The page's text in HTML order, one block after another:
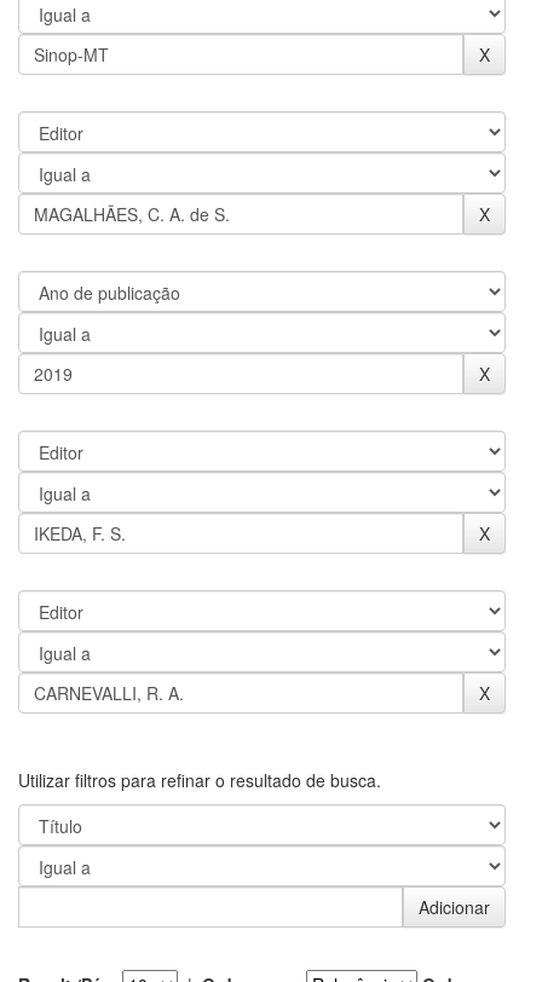
Utilizar filtros para refinar o resultado de busca.